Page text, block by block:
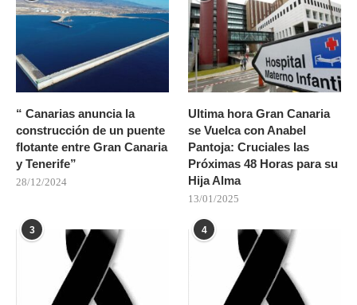
“ Canarias anuncia la
construcción de un puente
flotante entre Gran Canaria
y Tenerife”
28/12/2024
Ultima hora Gran Canaria
se Vuelca con Anabel
Pantoja: Cruciales las
Próximas 48 Horas para su
Hija Alma
13/01/2025
3 4